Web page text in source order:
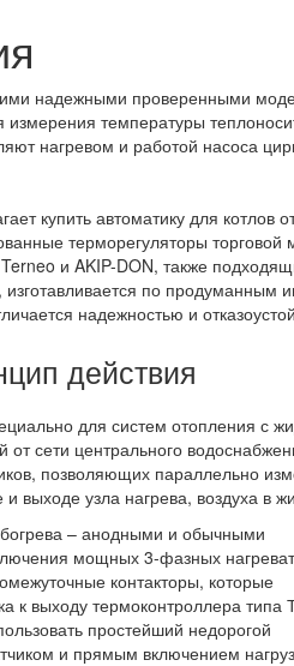
надежными проверенными
температуры
нагревом и работой насоса
купить автоматикудля котлов
терморегуляторы торговой
Terneo и AKIP-DON, также
изготавливается по продуманным
надежностью и
действия
для систем отопления с
от сети центрального
, позволяющих параллельно
и выходе узла нагрева, воздуха в
– анодными и обычными
мощных 3-фазных
контакторы, которые
выходу термоконтроллера типа
простейший недорогой
и прямым включением